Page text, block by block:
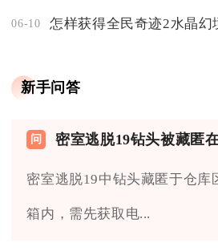
06-10 怎样获得全民奇迹2水晶幻
新手问答
密室逃脱19钻头被藏匿
密室逃脱19中钻头藏匿于仓库
箱内，需先获取电...